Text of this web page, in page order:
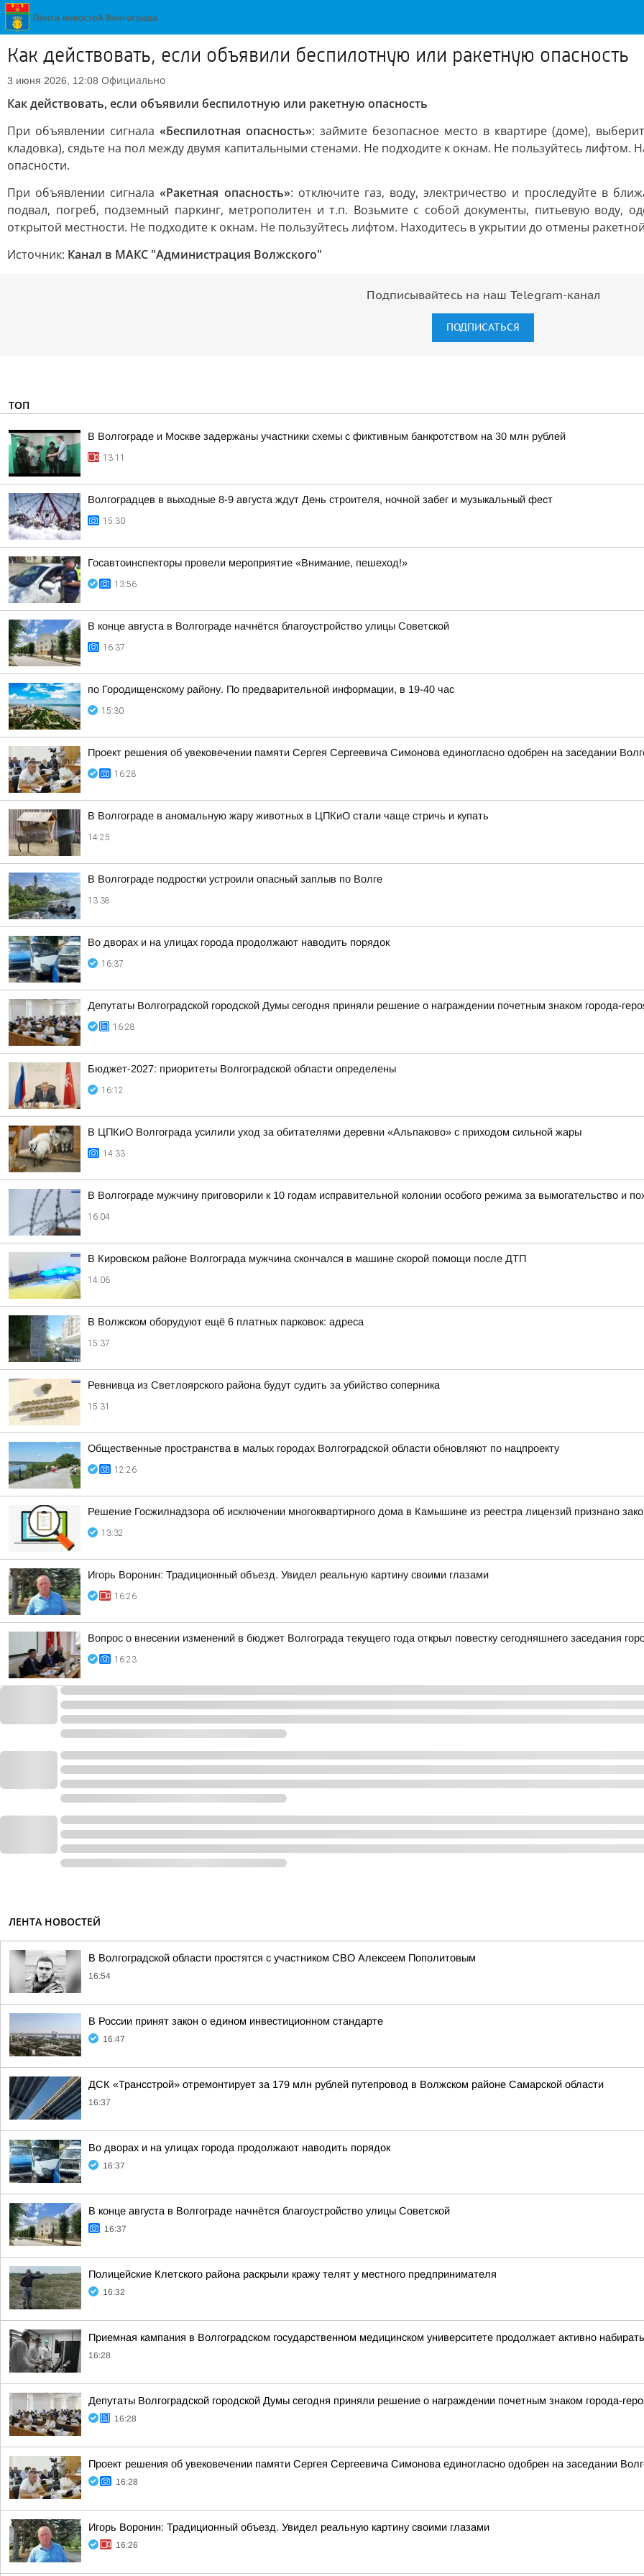
Как действовать, если объявили беспилотную или ракетную опасность
3 июня 2026, 12:08 Официально
Как действовать, если объявили беспилотную или ракетную опасность
При объявлении сигнала «Беспилотная опасность»: займите безопасное место в квартире (доме),
кладовка), сядьте на пол между двумя капитальными стенами. Не подходите к окнам. Не пользуйтесь
опасности.
При объявлении сигнала«Ракетная опасность»: отключите газ, воду, электричество и проследуйте в
подвал, погреб, подземный паркинг, метрополитен и т.п. Возьмите с собой документы, питьевую воду,
открытой местности. Не подходите к окнам. Не пользуйтесь лифтом. Находитесь в укрытии до отмены
Источник: Канал в МАКС "Администрация Волжского"
Подписывайтесь на наш Telegram-канал
ПОДПИСАТЬСЯ
ТОП
В Волгограде и Москве задержаны участники схемы с фиктивным банкротством на 30 млн рублей
13:11
Волгоградцев в выходные 8-9 августа ждут День строителя, ночной забег и музыкальный фест
15:30
Госавтоинспекторы провели мероприятие «Внимание, пешеход!»
13:56
В конце августа в Волгограде начнётся благоустройство улицы Советской
16:37
по Городищенскому району. По предварительной информации, в 19-40 час
15:30
Проект решения об увековечении памяти Сергея Сергеевича Симонова единогласно одобрен на заседании
16:28
В Волгограде в аномальную жару животных в ЦПКиО стали чаще стричь и купать
14:25
В Волгограде подростки устроили опасный заплыв по Волге
13:38
Во дворах и на улицах города продолжают наводить порядок
16:37
Депутаты Волгоградской городской Думы сегодня приняли решение о награждении почетным знаком города-
16:28
Бюджет-2027: приоритеты Волгоградской области определены
16:12
В ЦПКиО Волгограда усилили уход за обитателями деревни «Альпаково» с приходом сильной жары
14:33
В Волгограде мужчину приговорили к 10 годам исправительной колонии особого режима за вымогательство и
16:04
В Кировском районе Волгограда мужчина скончался в машине скорой помощи после ДТП
14:06
В Волжском оборудуют ещё 6 платных парковок: адреса
15:37
Ревнивца из Светлоярского района будут судить за убийство соперника
15:31
Общественные пространства в малых городах Волгоградской области обновляют по нацпроекту
12:26
Решение Госжилнадзора об исключении многоквартирного дома в Камышине из реестра лицензий признано
13:32
Игорь Воронин: Традиционный объезд. Увидел реальную картину своими глазами
16:26
Вопрос о внесении изменений в бюджет Волгограда текущего года открыл повестку сегодняшнего заседания
16:23
ЛЕНТА НОВОСТЕЙ
В Волгоградской области простятся с участником СВО Алексеем Пополитовым
16:54
В России принят закон о едином инвестиционном стандарте
16:47
ДСК «Трансстрой» отремонтирует за 179 млн рублей путепровод в Волжском районе Самарской области
16:37
Во дворах и на улицах города продолжают наводить порядок
16:37
В конце августа в Волгограде начнётся благоустройство улицы Советской
16:37
Полицейские Клетского района раскрыли кражу телят у местного предпринимателя
16:32
Приемная кампания в Волгоградском государственном медицинском университете продолжает активно
16:28
Депутаты Волгоградской городской Думы сегодня приняли решение о награждении почетным знаком города-
16:28
Проект решения об увековечении памяти Сергея Сергеевича Симонова единогласно одобрен на заседании
16:28
Игорь Воронин: Традиционный объезд. Увидел реальную картину своими глазами
16:26